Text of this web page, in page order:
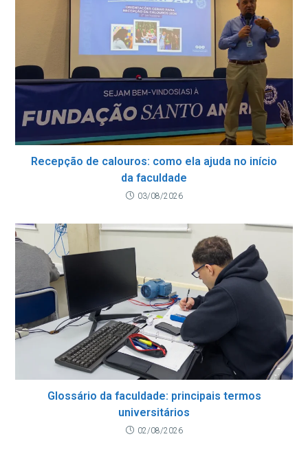
Recepção de calouros: como ela ajuda no início
da faculdade
03/08/2026
Glossário da faculdade: principais termos
universitários
02/08/2026